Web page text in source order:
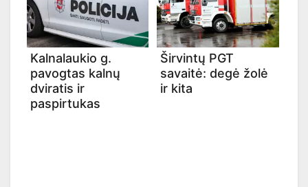
Kalnalaukio g.
pavogtas kalnų
dviratis ir
paspirtukas
Širvintų PGT
savaitė: degė žolė
ir kita